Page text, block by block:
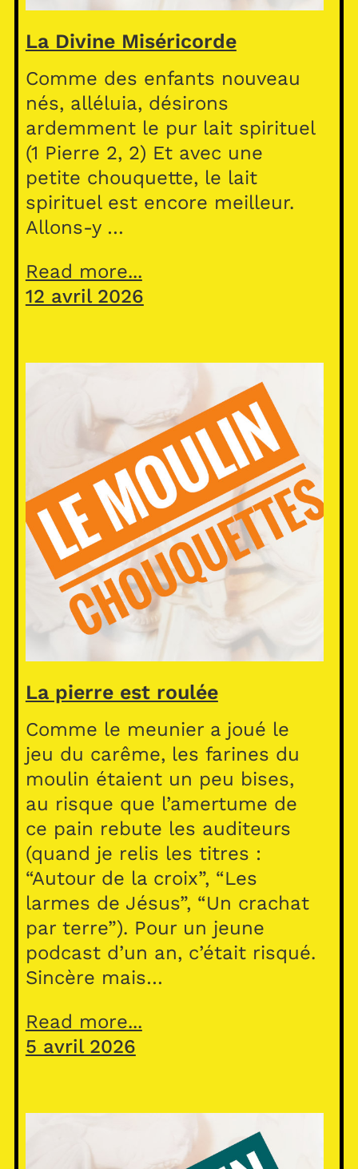
La Divine Miséricorde
Comme des enfants nouveau
nés, alléluia, désirons
ardemment le pur lait spirituel
(1 Pierre 2, 2) Et avec une
petite chouquette, le lait
spirituel est encore meilleur.
Allons-y …
Read more...
12 avril 2026
La pierre est roulée
Comme le meunier a joué le
jeu du carême, les farines du
moulin étaient un peu bises,
au risque que l’amertume de
ce pain rebute les auditeurs
(quand je relis les titres :
“Autour de la croix”, “Les
larmes de Jésus”, “Un crachat
par terre”). Pour un jeune
podcast d’un an, c’était risqué.
Sincère mais…
Read more...
5 avril 2026